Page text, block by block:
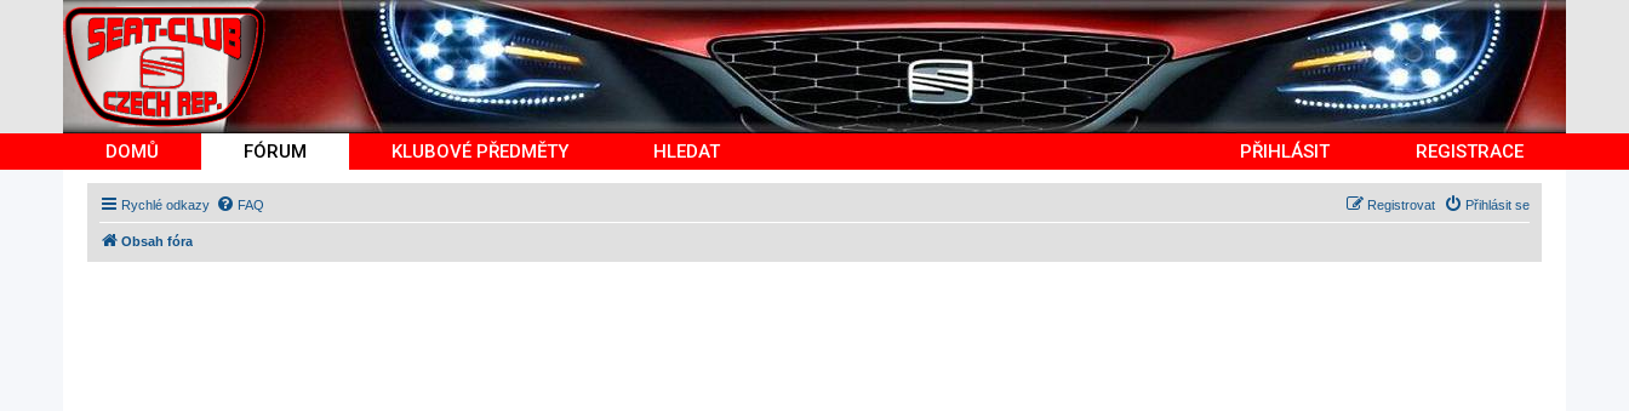
DOMŮ FÓRUM KLUBOVÉ PŘEDMĚTY HLEDAT PŘIHLÁSIT REGISTRACE
Rychlé odkazy FAQ Přihlásit se
Registrovat
Obsah fóra